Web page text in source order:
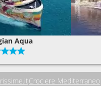
Aqua
Crociere Mediterraneo